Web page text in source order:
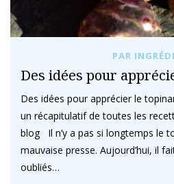
PAR
Des idées pour
Des idées pour apprécier le
un récapitulatif de toutes les
blog Il n’y a pas si longtemps le
mauvaise presse. Aujourd’hui, il
oubliés…